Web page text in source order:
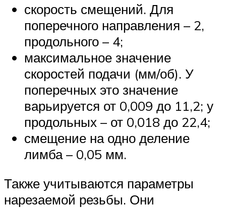
скорость смещений. Для
поперечного направления – 2,
продольного – 4;
максимальное значение
скоростей подачи (мм/об). У
поперечных это значение
варьируется от 0,009 до 11,2; у
продольных – от 0,018 до 22,4;
смещение на одно деление
лимба – 0,05 мм.
Также учитываются параметры
нарезаемой резьбы. Они